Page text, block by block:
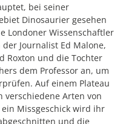
bei seiner
Dinosaurier gesehen
Londoner Wissenschaftler
Journalist Ed Malone,
Roxton und die Tochter
dem Professor an, um
Auf einem Plateau
verschiedene Arten von
Missgeschick wird ihr
und die